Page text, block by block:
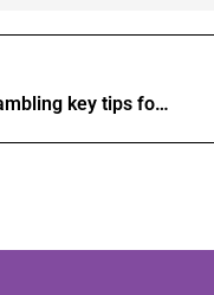
Avoiding beginner mistakes in gambling key tips for success